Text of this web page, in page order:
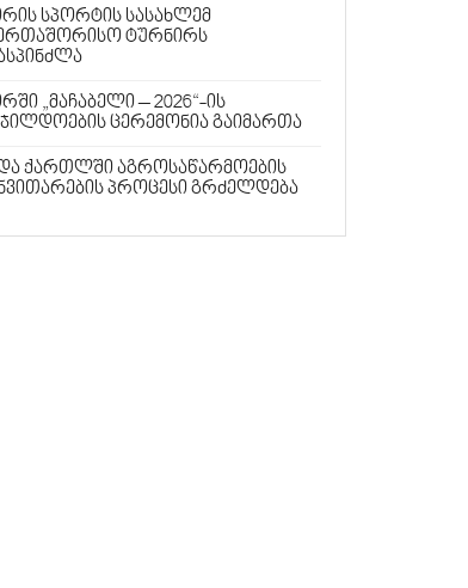
სპორტის სასახლემ
ტურნირს
„მაჩაბელი – 2026“-ის
ცერემონია გაიმართა
ქართლში აგროსაწარმოების
პროცესი გრძელდება